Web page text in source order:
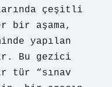
çeşitli
bir aşama,
yapılan
Bu gezici
tür “sınav